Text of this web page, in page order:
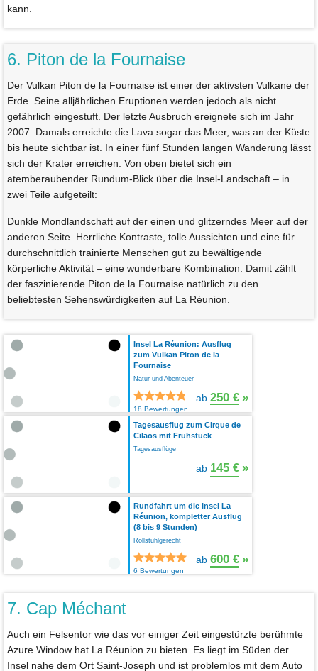
kann.
6. Piton de la Fournaise
Der Vulkan Piton de la Fournaise ist einer der aktivsten Vulkane der
Erde. Seine alljährlichen Eruptionen werden jedoch als nicht
gefährlich eingestuft. Der letzte Ausbruch ereignete sich im Jahr
2007. Damals erreichte die Lava sogar das Meer, was an der Küste
bis heute sichtbar ist. In einer fünf Stunden langen Wanderung lässt
sich der Krater erreichen. Von oben bietet sich ein
atemberaubender Rundum-Blick über die Insel-Landschaft – in
zwei Teile aufgeteilt:
Dunkle Mondlandschaft auf der einen und glitzerndes Meer auf der
anderen Seite. Herrliche Kontraste, tolle Aussichten und eine für
durchschnittlich trainierte Menschen gut zu bewältigende
körperliche Aktivität – eine wunderbare Kombination. Damit zählt
der faszinierende Piton de la Fournaise natürlich zu den
beliebtesten Sehenswürdigkeiten auf La Réunion.
Insel La Réunion: Ausflug
zum Vulkan Piton de la
Fournaise
Natur und Abenteuer
18 Bewertungen
ab 250 € »
Tagesausflug zum Cirque de
Cilaos mit Frühstück
Tagesausflüge
ab 145 € »
Rundfahrt um die Insel La
Réunion, kompletter Ausflug
(8 bis 9 Stunden)
Rollstuhlgerecht
6 Bewertungen
ab 600 € »
7. Cap Méchant
Auch ein Felsentor wie das vor einiger Zeit eingestürzte berühmte
Azure Window hat La Réunion zu bieten. Es liegt im Süden der
Insel nahe dem Ort Saint-Joseph und ist problemlos mit dem Auto